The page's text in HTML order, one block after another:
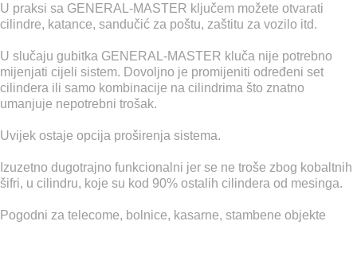
U praksi sa GENERAL-MASTER ključem možete otvarati
cilindre, katance, sandučić za poštu, zaštitu za vozilo itd.
U slučaju gubitka GENERAL-MASTER kluča nije potrebno
mijenjati cijeli sistem. Dovoljno je promijeniti određeni set
cilindera ili samo kombinacije na cilindrima što znatno
umanjuje nepotrebni trošak.
Uvijek ostaje opcija proširenja sistema.
Izuzetno dugotrajno funkcionalni jer se ne troše zbog kobaltnih
šifri, u cilindru, koje su kod 90% ostalih cilindera od mesinga.
Pogodni za telecome, bolnice, kasarne, stambene objekte